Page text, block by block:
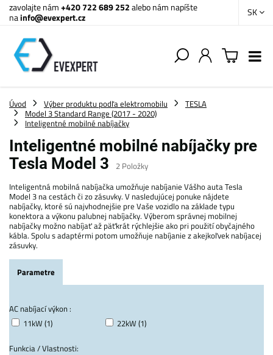
zavolajte nám+420 722 689 252alebo nám napíšte
nainfo@evexpert.cz SK
Úvod Výber produktu podľa elektromobilu
TESLA
Model 3 Standard Range (2017 - 2020)
Inteligentné mobilné nabíjačky
Inteligentné mobilné nabíjačky pre
Tesla Model 3
2 Položky
Inteligentná mobilná nabíjačka umožňuje nabíjanie Vášho auta Tesla
Model 3 na cestách či zo zásuvky. V nasledujúcej ponuke nájdete
nabíjačky, ktoré sú najvhodnejšie pre Vaše vozidlo na základe typu
konektora a výkonu palubnej nabíjačky. Výberom správnej mobilnej
nabíjačky možno nabíjať až päťkrát rýchlejšie ako pri použití obyčajného
kábla. Spolu s adaptérmi potom umožňuje nabíjanie z akejkoľvek nabíjacej
zásuvky.
Parametre
AC nabíjací výkon :
11kW (1)
22kW (1)
Funkcia / Vlastnosti: